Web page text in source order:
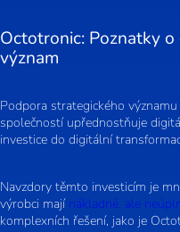
Octotronic: Poznatky
význam
Podpora strategického
společností upřednostňuje
investice do digitální
Navzdory těmto investicím je
výrobci mají nákladné, ale
komplexních řešení, jako je